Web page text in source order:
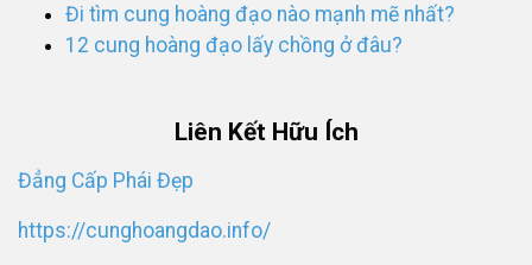
Đi tìm cung hoàng đạo nào mạnh mẽ nhất?
12 cung hoàng đạo lấy chồng ở đâu?
Liên Kết Hữu Ích
Đẳng Cấp Phái Đẹp
https://cunghoangdao.info/